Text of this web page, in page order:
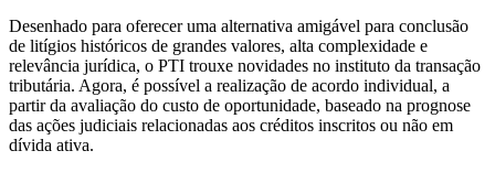
Desenhado para oferecer uma alternativa amigável para conclusão
de litígios históricos de grandes valores, alta complexidade e
relevância jurídica, o PTI trouxe novidades no instituto da transação
tributária. Agora, é possível a realização de acordo individual, a
partir da avaliação do custo de oportunidade, baseado na prognose
das ações judiciais relacionadas aos créditos inscritos ou não em
dívida ativa.